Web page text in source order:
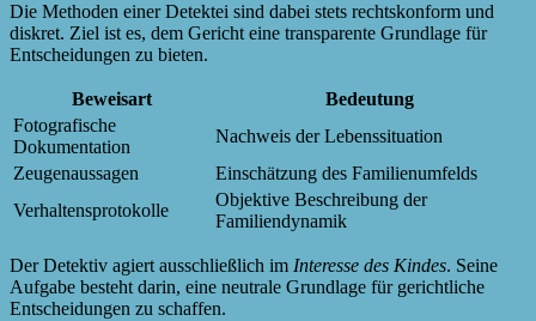
Die Methoden einer Detektei sind dabei stets rechtskonform und
diskret. Ziel ist es, dem Gericht eine transparente Grundlage für
Entscheidungen zu bieten.
Beweisart
Bedeutung
Fotografische
Dokumentation
Nachweis der Lebenssituation
Zeugenaussagen
Einschätzung des Familienumfelds
Verhaltensprotokolle
Objektive Beschreibung der
Familiendynamik
Der Detektiv agiert ausschließlich im Interesse des Kindes. Seine
Aufgabe besteht darin, eine neutrale Grundlage für gerichtliche
Entscheidungen zu schaffen.